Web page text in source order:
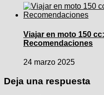
Viajar en moto 150
Recomendaciones
24 marzo 2025
Deja una respuesta